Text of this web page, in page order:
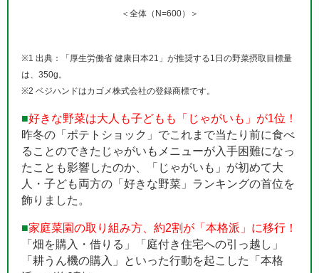
＜全体（N=600）＞
※1 出典：「厚生労働省 健康日本21」が推奨する1日の野菜摂取目標量
は、350g。
※2 ベジハンドはカゴメ株式会社の登録商標です。
■好きな野菜は大人も子どもも「じゃがいも」が1位！
昨冬の「ポテトショック」でこれまで当たり前に食べ
ることのできたじゃがいもメニューが入手困難になっ
たことも影響したのか、「じゃがいも」が初めて大
人・子ども両方の「好きな野菜」ランキングの首位を
飾りました。
■家庭菜園の取り組み方、約2割が「本格派」に移行！
「畑を購入・借りる」「庭付き住宅への引っ越し」
「耕うん機の購入」といった行動を起こした「本格